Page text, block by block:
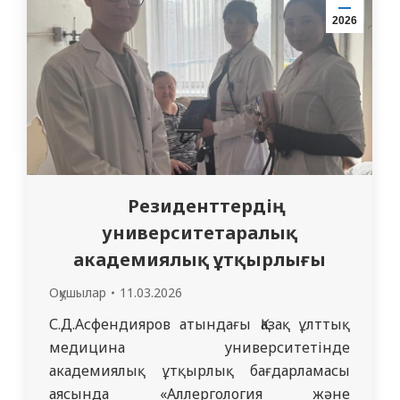
профессор Оразалина А.С., оқу ісінің
меңгерушісі Ибраева Г.Р. және
кафедраның оқытушылары мен аға
лаборант Жумагелдина А.С.…
2026
Резиденттердің
университетаралық
академиялық ұтқырлығы
Оқушылар 11.03.2026
С.Д.Асфендияров атындағы Қазақ ұлттық
медицина университетінде
академиялық ұтқырлық бағдарламасы
аясында «Аллергология және